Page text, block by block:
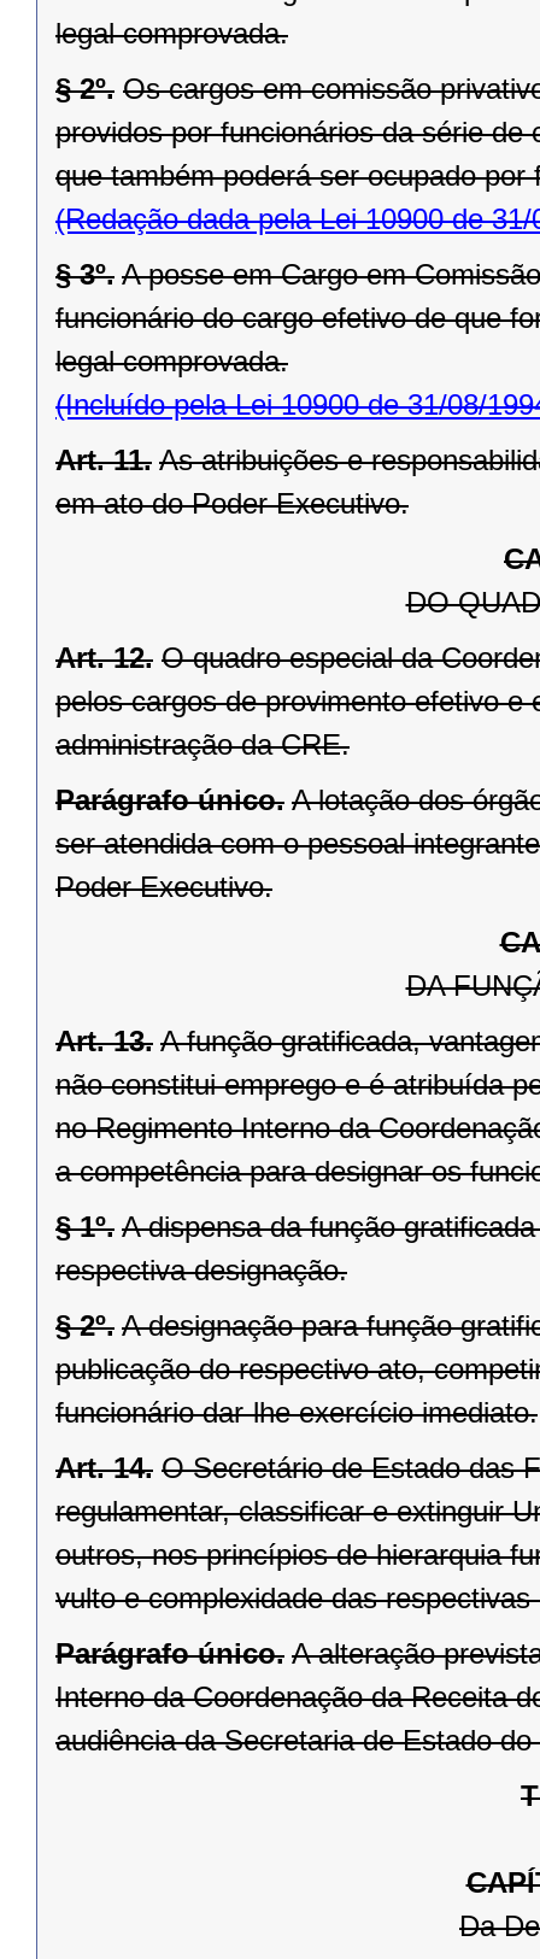
legal comprovada.
§ 2º. Os cargos em comissão
providos por funcionários da série
que também poderá ser ocupado
(Redação dada pela Lei 10900 de 31/
§ 3º. A posse em Cargo em
funcionário do cargo efetivo de que
legal comprovada.
(Incluído pela Lei 10900 de 31/08/
Art. 11. As atribuições e
em ato do Poder Executivo.
DO
Art. 12. O quadro especial da
pelos cargos de provimento efetivo
administração da CRE.
Parágrafo único. A lotação dos
ser atendida com o pessoal
Poder Executivo.
DA
Art. 13. A função gratificada,
não constitui emprego e é atribuída
no Regimento Interno da
a competência para designar os
§ 1º. A dispensa da função
respectiva designação.
§ 2º. A designação para função
publicação do respectivo ato,
funcionário dar-lhe exercício imediato.
Art. 14. O Secretário de Estado das
regulamentar, classificar e extinguir
outros, nos princípios de hierarquia
vulto e complexidade das respectivas
Parágrafo único. A alteração
Interno da Coordenação da Receita
audiência da Secretaria de Estado
Da